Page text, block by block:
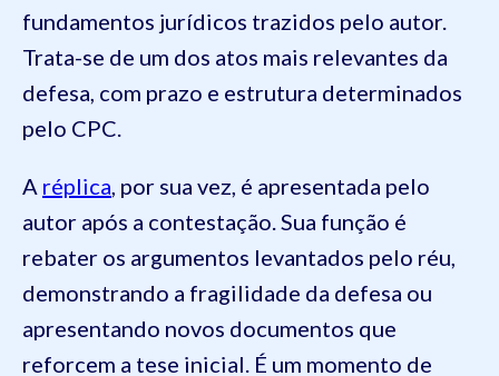
fundamentos jurídicos trazidos pelo autor.
Trata-se de um dos atos mais relevantes da
defesa, com prazo e estrutura determinados
pelo CPC.
A réplica , por sua vez, é apresentada pelo
autor após a contestação. Sua função é
rebater os argumentos levantados pelo réu,
demonstrando a fragilidade da defesa ou
apresentando novos documentos que
reforcem a tese inicial. É um momento de